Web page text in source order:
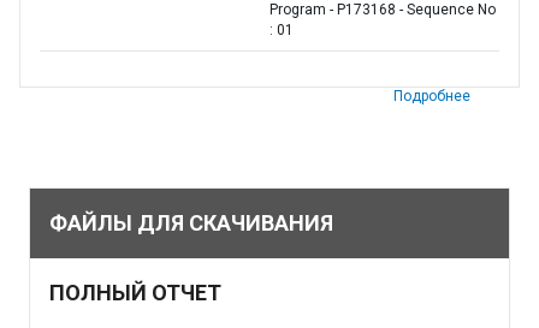
Program - P173168 - Sequence No
: 01
Подробнее
ФАЙЛЫ ДЛЯ СКАЧИВАНИЯ
ПОЛНЫЙ ОТЧЕТ